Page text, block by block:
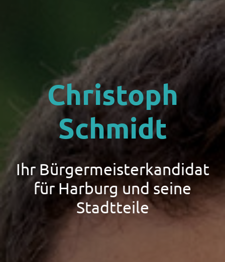
Christoph
Schmidt
Ihr Bürgermeisterkandidat
für Harburg und seine
Stadtteile